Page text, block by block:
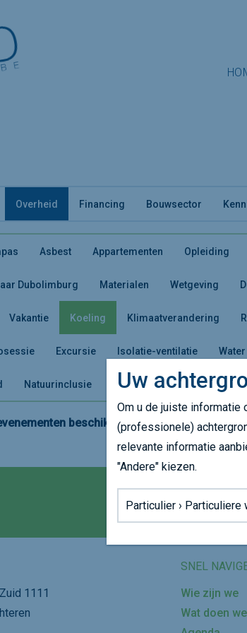
Overheid Financing Bouwsector
Asbest Appartementen Opleiding
Dubolimburg Materialen Wetgeving
Vakantie Koeling Klimaatverandering
Excursie Isolatie-ventilatie Water
Natuurinclusie
beschikbaar. Kies een andere
1111
SNEL
Wie zijn we
Wat doen we
Uw
Om u de juiste informatie
(professionele)
relevante informatie
"Andere" kiezen.
Achtergrond: